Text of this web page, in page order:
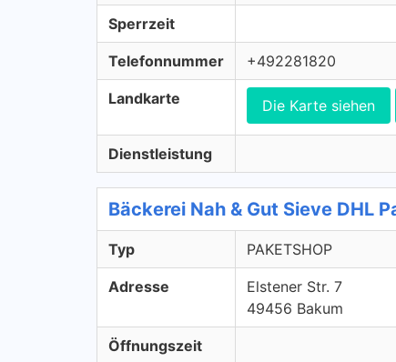
Sperrzeit
Telefonnummer +492281820
Landkarte Die Karte siehen
Dienstleistung
Bäckerei Nah & Gut Sieve DHL
Typ PAKETSHOP
Adresse
Elstener Str. 7
49456 Bakum
Öffnungszeit